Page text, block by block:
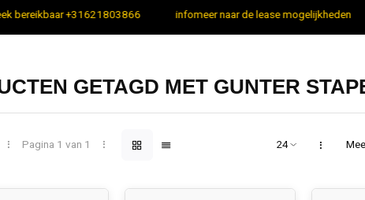
bereikbaar +31621803866 infomeer naar de lease mogelijkheden
GETAGD MET GUNTER
Pagina 1 van 1